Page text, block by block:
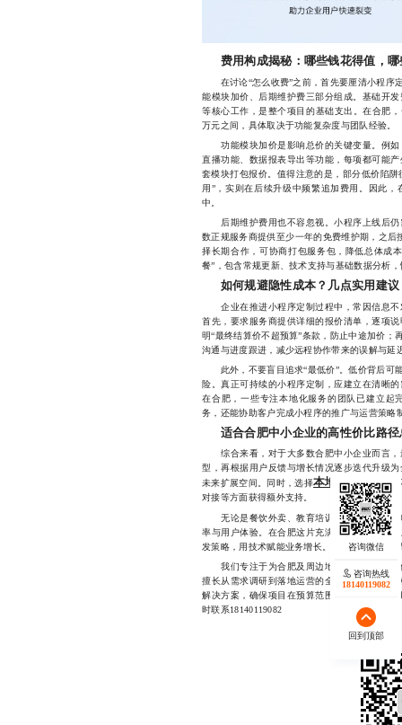
费用构成揭秘：哪些钱花得值，
在讨论“怎么收费”之前，首先要厘清小程序
能模块加价、后期维护费三部分组成。基础开
等核心工作，是整个项目的基础支出。在合肥
万元之间，具体取决于功能复杂度与团队经验。
功能模块加价是影响总价的关键变量。例如
直播功能、数据报表导出等功能，每项都可能
套模块打包报价。值得注意的是，部分低价陷
用”，实则在后续升级中频繁追加费用。因此
中。
后期维护费用也不容忽视。小程序上线后仍
数正规服务商提供至少一年的免费维护期，之后
择长期合作，可协商打包服务包，降低总体成
餐”，包含常规更新、技术支持与基础数据分析
如何规避隐性成本？几点实用建议
企业在推进小程序定制过程中，常因信息不
首先，要求服务商提供详细的报价清单，逐项
明“最终结算价不超预算”条款，防止中途加价
沟通与进度跟进，减少远程协作带来的误解与延
此外，不要盲目追求“最低价”。低价背后可
险。真正可持续的小程序定制，应建立在清晰
在合肥，一些专注本地化服务的团队已建立起
务，还能协助客户完成小程序的推广与运营策略
适合合肥中小企业的高性价比路径
综合来看，对于大多数合肥中小企业而言，
型，再根据用户反馈与增长情况逐步迭代升级
未来扩展空间。同时，选择本地化服务商，
对接等方面获得额外支持。
无论是餐饮外卖、教育培训、生活服务还是
率与用户体验。在合肥这片充满活力的创新热
发策略，用技术赋能业务增长。关键在于选对方
我们专注于为合肥及周边地区的中小企业提
擅长从需求调研到落地运营的全流程把控，能
解决方案，确保项目在预算范围内高质量交付
时联系18140119082
咨询热线
18140119082
回到顶部